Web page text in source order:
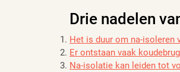
Drie nadelen
Het is duur om na-isoleren
Er ontstaan vaak
Na-isolatie kan leiden tot